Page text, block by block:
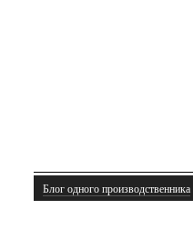
Блог одного производственника